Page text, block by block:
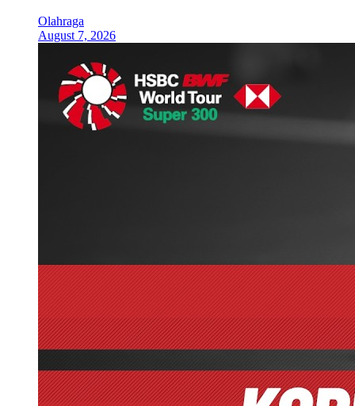
Olahraga
August 7, 2026